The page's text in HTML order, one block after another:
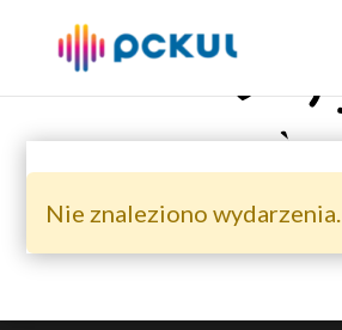
Nie znaleziono wydarzenia.